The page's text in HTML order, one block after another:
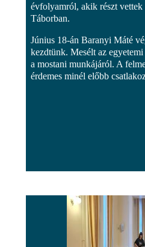
évfolyamról, akik részt vettek
Táborban.
Június 18-án Baranyi Máté
kezdtünk. Mesélt az
a mostani munkájáról. A
érdemes minél előbb